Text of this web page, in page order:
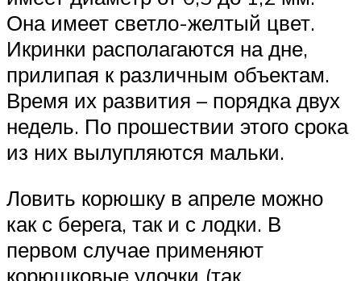
Она имеет светло-желтый цвет.
Икринки располагаются на дне,
прилипая к различным объектам.
Время их развития – порядка двух
недель. По прошествии этого срока
из них вылупляются мальки.
Ловить корюшку в апреле можно
как с берега, так и с лодки. В
первом случае применяют
корюшковые удочки (так